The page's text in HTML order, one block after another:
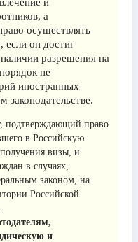
а
осуществлять
если он достиг
разрешения на
не
иностранных
законодательстве.
подтверждающий право
в Российскую
визы, и
в случаях,
законом, на
Российской
и